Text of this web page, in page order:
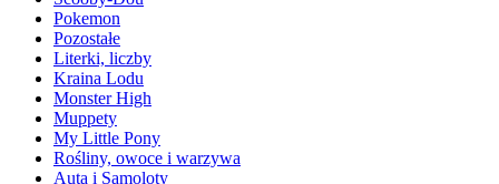
Pokemon
Pozostałe
Literki, liczby
Kraina Lodu
Monster High
Muppety
My Little Pony
Rośliny, owoce i warzywa
Auta i Samoloty